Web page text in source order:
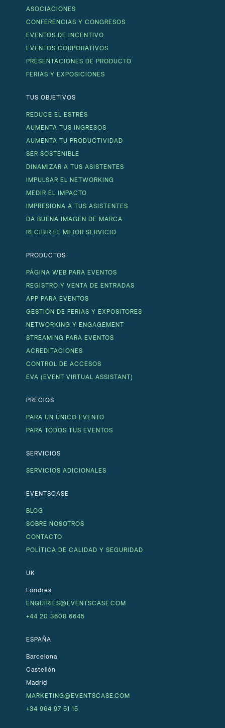
ASOCIACIONES
CONFERENCIAS Y CONGRESOS
EVENTOS DE INCENTIVO
EVENTOS CORPORATIVOS
PRESENTACIONES DE PRODUCTO
FERIAS Y EXPOSICIONES
TUS OBJETIVOS
REDUCE EL ESTRÉS
AUMENTA TUS INGRESOS
AUMENTA TU PRODUCTIVIDAD
SER SOSTENIBLE
DINAMIZAR A TUS ASISTENTES
IMPULSAR EL NETWORKING
MEDIR EL IMPACTO
IMPRESIONA A TUS ASISTENTES
DA BUENA IMAGEN DE MARCA
RECIBIR EL MEJOR SERVICIO
PRODUCTOS
PÁGINA WEB PARA EVENTOS
REGISTRO Y VENTA DE ENTRADAS
APP PARA EVENTOS
GESTIÓN DE FERIAS Y EXPOSITORES
NETWORKING Y ENGAGEMENT
STREAMING PARA EVENTOS
ACREDITACIONES
CONTROL DE ACCESOS
EVA (EVENT VIRTUAL ASSISTANT)
PRECIOS
PARA UN ÚNICO EVENTO
PARA TODOS TUS EVENTOS
SERVICIOS
SERVICIOS ADICIONALES
EVENTSCASE
BLOG
SOBRE NOSOTROS
CONTACTO
POLÍTICA DE CALIDAD Y SEGURIDAD
UK
Londres
ENQUIRIES@EVENTSCASE.COM
+44 20 3608 6645
ESPAÑA
Barcelona
Castellón
Madrid
MARKETING@EVENTSCASE.COM
+34 964 97 51 15